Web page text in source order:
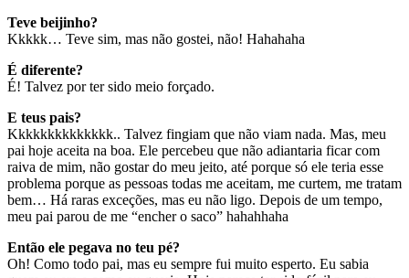
Teve beijinho?
Kkkkk… Teve sim, mas não gostei, não! Hahahaha
É diferente?
É! Talvez por ter sido meio forçado.
E teus pais?
Kkkkkkkkkkkkkk.. Talvez fingiam que não viam nada. Mas, meu
pai hoje aceita na boa. Ele percebeu que não adiantaria ficar com
raiva de mim, não gostar do meu jeito, até porque só ele teria esse
problema porque as pessoas todas me aceitam, me curtem, me tratam
bem… Há raras exceções, mas eu não ligo. Depois de um tempo,
meu pai parou de me “encher o saco” hahahhaha
Então ele pegava no teu pé?
Oh! Como todo pai, mas eu sempre fui muito esperto. Eu sabia